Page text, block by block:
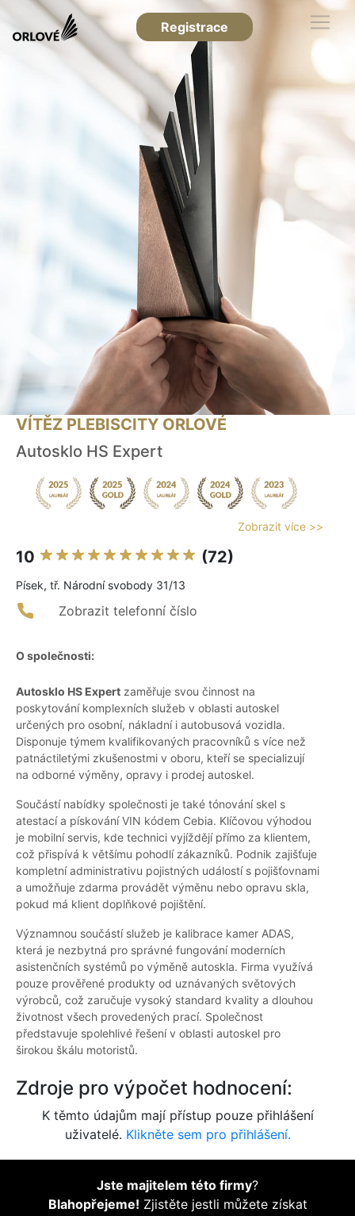
Registrace
VÍTĚZ PLEBISCITY ORLOVÉ
Autosklo HS Expert
Zobrazit více >>
10 (72)
Písek, tř. Národní svobody 31/13
Zobrazit telefonní číslo
O společnosti:
Autosklo HS Expert zaměřuje svou činnost na
poskytování komplexních služeb v oblasti autoskel
určených pro osobní, nákladní i autobusová vozidla.
Disponuje týmem kvalifikovaných pracovníků s více než
patnáctiletými zkušenostmi v oboru, kteří se specializují
na odborné výměny, opravy i prodej autoskel.
Součástí nabídky společnosti je také tónování skel s
atestací a pískování VIN kódem Cebia. Klíčovou výhodou
je mobilní servis, kde technici vyjíždějí přímo za klientem,
což přispívá k většímu pohodlí zákazníků. Podnik zajišťuje
kompletní administrativu pojistných událostí s pojišťovnami
a umožňuje zdarma provádět výměnu nebo opravu skla,
pokud má klient doplňkové pojištění.
Významnou součástí služeb je kalibrace kamer ADAS,
která je nezbytná pro správné fungování moderních
asistenčních systémů po výměně autoskla. Firma využívá
pouze prověřené produkty od uznávaných světových
výrobců, což zaručuje vysoký standard kvality a dlouhou
životnost všech provedených prací. Společnost
představuje spolehlivé řešení v oblasti autoskel pro
širokou škálu motoristů.
Zdroje pro výpočet hodnocení:
K těmto údajům mají přístup pouze přihlášení
uživatelé. Klikněte sem pro přihlášení.
Jste majitelem této firmy?
Blahopřejeme! Zjistěte jestli můžete získat